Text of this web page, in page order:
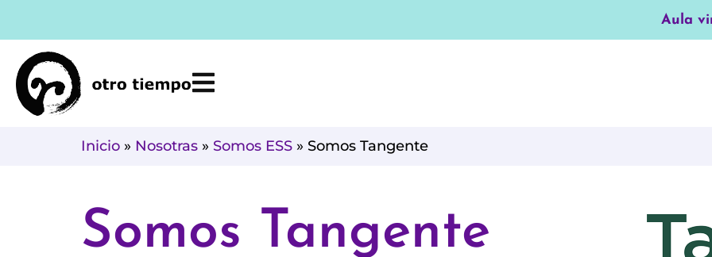
contenido
Aula
Inicio » Nosotras » Somos ESS » Somos Tangente
Somos Tangente